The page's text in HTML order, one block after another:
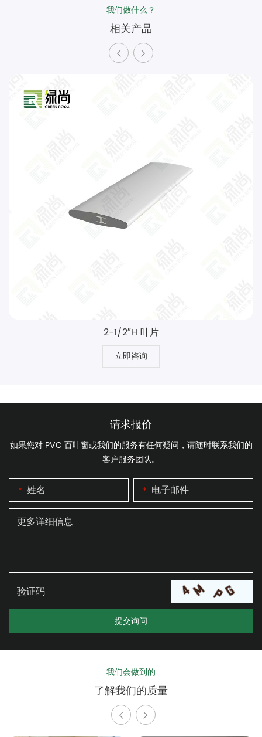
我们做什么？
相关产品
2-1/2″H 叶片
立即咨询
请求报价
如果您对 PVC 百叶窗或我们的服务有任何疑问，请随时联系我们的
客户服务团队。
我们会做到的
了解我们的质量